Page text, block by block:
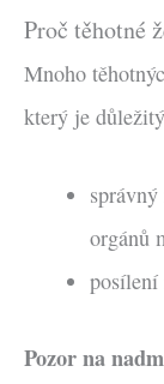
Proč těhotné
Mnoho
který je
orgánů
Pozor na